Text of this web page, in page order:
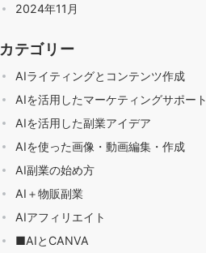
2024年11月
カテゴリー
AIライティングとコンテンツ作成
AIを活用したマーケティングサポート
AIを活用した副業アイデア
AIを使った画像・動画編集・作成
AI副業の始め方
AI＋物販副業
AIアフィリエイト
■AIとCANVA